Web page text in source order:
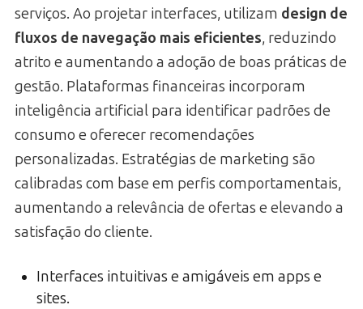
serviços. Ao projetar interfaces, utilizam design de
fluxos de navegação mais eficientes, reduzindo
atrito e aumentando a adoção de boas práticas de
gestão. Plataformas financeiras incorporam
inteligência artificial para identificar padrões de
consumo e oferecer recomendações
personalizadas. Estratégias de marketing são
calibradas com base em perfis comportamentais,
aumentando a relevância de ofertas e elevando a
satisfação do cliente.
Interfaces intuitivas e amigáveis em apps e
sites.